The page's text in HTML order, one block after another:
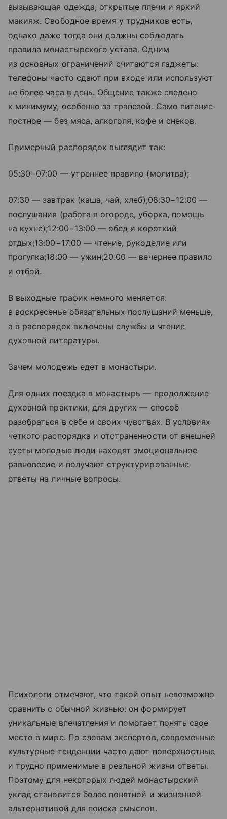
вызывающая одежда, открытые плечи и яркий
макияж. Свободное время у трудников есть,
однако даже тогда они должны соблюдать
правила монастырского устава. Одним
из основных ограничений считаются гаджеты:
телефоны часто сдают при входе или используют
не более часа в день. Общение также сведено
к минимуму, особенно за трапезой. Само питание
постное — без мяса, алкоголя, кофе и снеков.
Примерный распорядок выглядит так:
05:30−07:00 — утреннее правило (молитва);
07:30 — завтрак (каша, чай, хлеб);08:30−12:00 —
послушания (работа в огороде, уборка, помощь
на кухне);12:00−13:00 — обед и короткий
отдых;13:00−17:00 — чтение, рукоделие или
прогулка;18:00 — ужин;20:00 — вечернее правило
и отбой.
В выходные график немного меняется:
в воскресенье обязательных послушаний меньше,
а в распорядок включены службы и чтение
духовной литературы.
Зачем молодежь едет в монастыри.
Для одних поездка в монастырь — продолжение
духовной практики, для других — способ
разобраться в себе и своих чувствах. В условиях
четкого распорядка и отстраненности от внешней
суеты молодые люди находят эмоциональное
равновесие и получают структурированные
ответы на личные вопросы.
Психологи отмечают, что такой опыт невозможно
сравнить с обычной жизнью: он формирует
уникальные впечатления и помогает понять свое
место в мире. По словам экспертов, современные
культурные тенденции часто дают поверхностные
и трудно применимые в реальной жизни ответы.
Поэтому для некоторых людей монастырский
уклад становится более понятной и жизненной
альтернативой для поиска смыслов.